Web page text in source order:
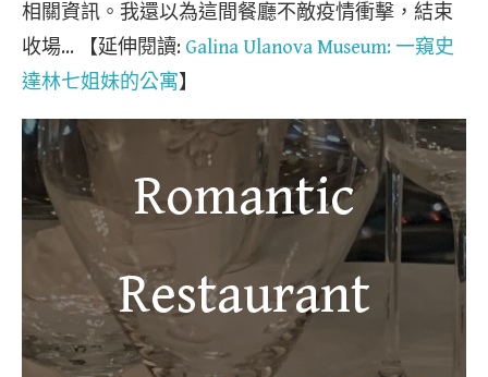
相關資訊。我還以為這間餐廳不敵疫情衝擊，結束
收場… 【延伸閱讀: Galina Ulanova Museum: 一窺史
達林七姐妹的公寓】
Romantic
Restaurant